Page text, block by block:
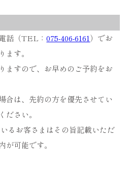
話（TEL：075-406-6161）でお
ます。
ますので、お早めのご予約をお
合は、先約の方を優先させてい
ださい。
るお客さまはその旨記載いただ
が可能です。